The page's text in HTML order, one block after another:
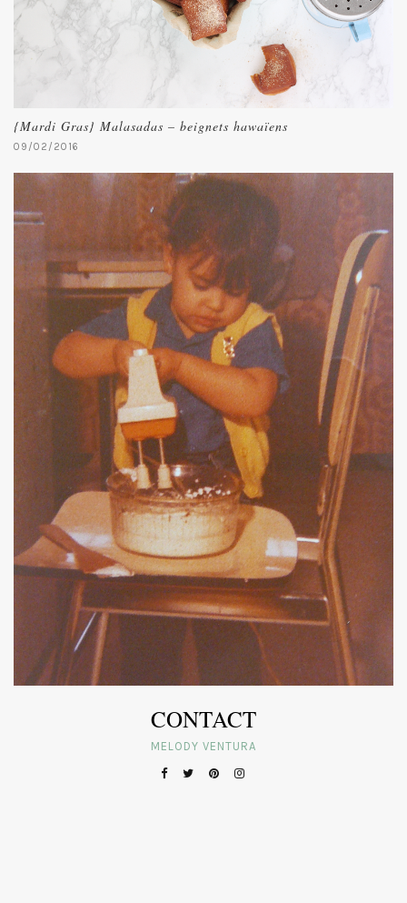
{Mardi Gras} Malasadas – beignets hawaïens
09/02/2016
CONTACT
MELODY VENTURA